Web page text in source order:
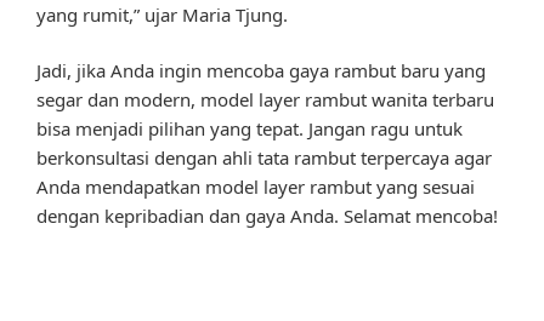
yang rumit,” ujar Maria Tjung.
Jadi, jika Anda ingin mencoba gaya rambut baru yang
segar dan modern, model layer rambut wanita terbaru
bisa menjadi pilihan yang tepat. Jangan ragu untuk
berkonsultasi dengan ahli tata rambut terpercaya agar
Anda mendapatkan model layer rambut yang sesuai
dengan kepribadian dan gaya Anda. Selamat mencoba!